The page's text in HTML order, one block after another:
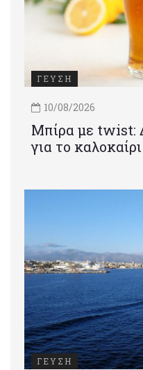
ΓΕΥΣΗ
10/08/2026
Μπίρα με twist:
για το καλοκαίρι
ΓΕΥΣΗ